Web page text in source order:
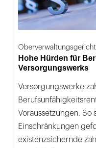
Hohe Hürden für
Versorgungswerks
Versorgungswerke
Voraussetzungen. So
Einschränkungen
existenzsichernde